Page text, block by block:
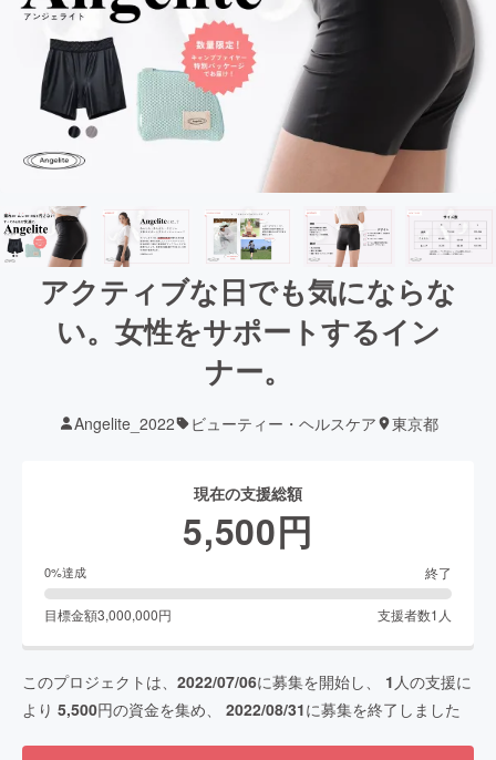
アクティブな日でも気にならな
い。女性をサポートするイン
ナー。
Angelite_2022 ビューティー・ヘルスケア 東京都
現在の支援総額
5,500円
0%達成 終了
目標金額3,000,000円 支援者数1 人
このプロジェクトは、 2022/07/06に募集を開始し、 1 人の支援に
より 5,500円の資金を集め、 2022/08/31に募集を終了しました